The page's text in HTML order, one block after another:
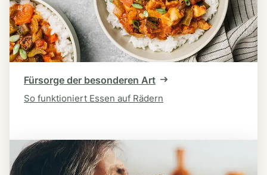
Fürsorge der besonderen Art
So funktioniert Essen auf Rädern